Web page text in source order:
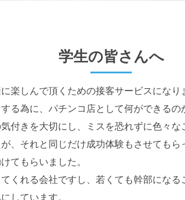
学生の皆さんへ
楽しんで頂くための接客サービスになり
る為に、パチンコ店として何ができる
付きを大切にし、ミスを恐れずに色々な
、それと同じだけ成功体験もさせても
てもらいました。
くれる会社ですし、若くても幹部になる
しています。